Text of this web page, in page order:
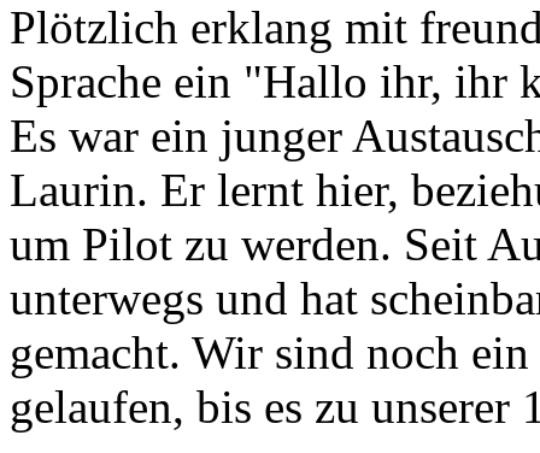
Plötzlich erklang mit
Sprache ein "Hallo ihr, ihr
Es war ein junger
Laurin. Er lernt hier,
um Pilot zu werden. Seit
unterwegs und hat
gemacht. Wir sind noch
gelaufen, bis es zu